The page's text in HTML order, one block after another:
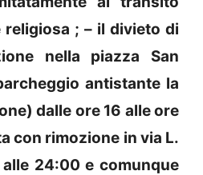
; – il divieto di
nella piazza San
antistante la
dalle ore 16 alle ore
con rimozione in via L.
24:00 e comunque